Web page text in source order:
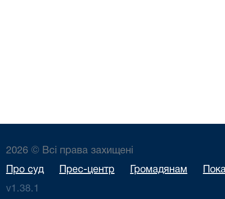
2026 © Всі права захищені
Про суд Прес-центр Громадянам
v1.38.1